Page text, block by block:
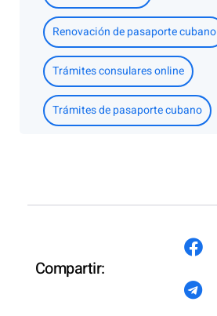
Renovación de pasaporte cubano
Trámites consulares online
Trámites de pasaporte cubano
Compartir: